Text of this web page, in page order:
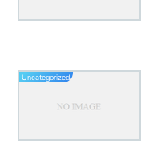
Uncategorized